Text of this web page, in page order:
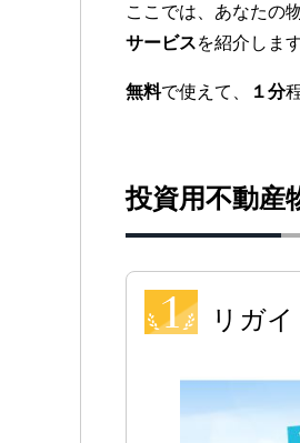
ここでは、あなたの
サービスを紹介します
無料で使えて、 １分
投資用不動
リガ